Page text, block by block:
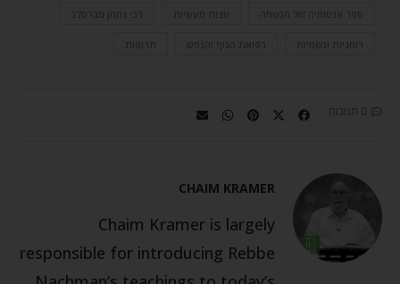
ספר אנטומיה של הנשמה עצות מעשיות רבי נחמן מברסלב
רוחניות וגשמיות רפואת הגוף והנפש תרופות
0 תגובות
CHAIM KRAMER
Chaim Kramer is largely
responsible for introducing Rebbe